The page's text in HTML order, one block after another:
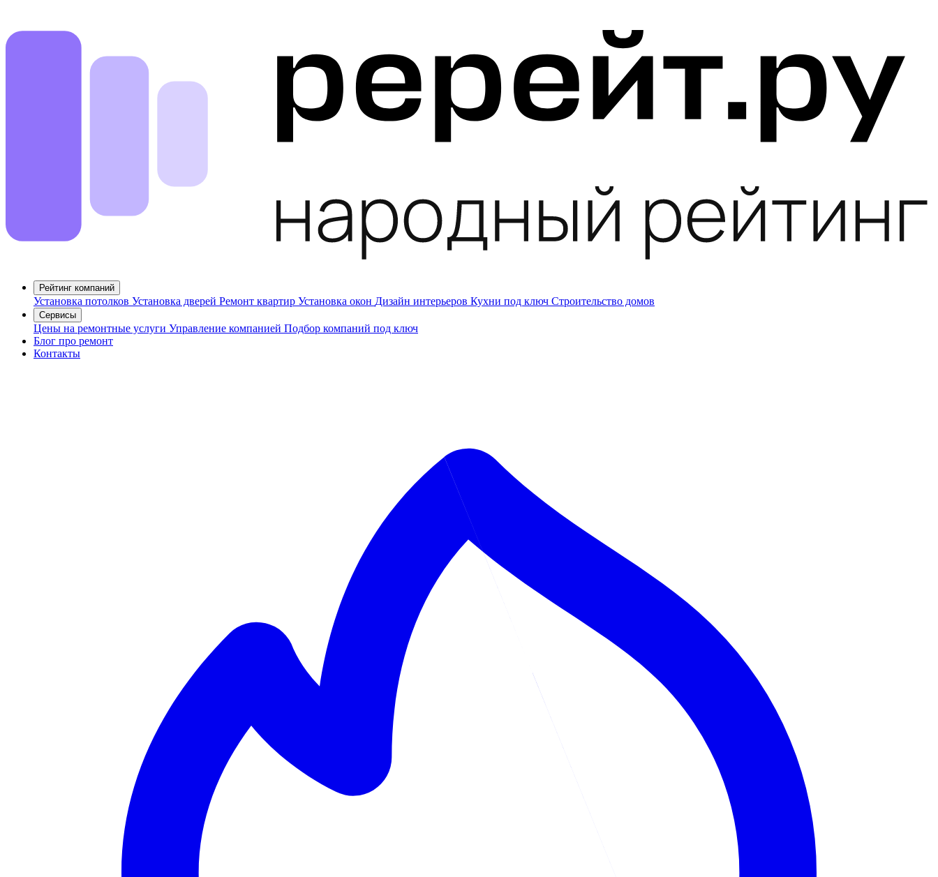
Рейтинг компаний
Установка потолков Установка дверей Ремонт квартир Установка окон Дизайн интерьеров Кухни под ключ Строительство домов
Сервисы
Цены на ремонтные услуги Управление компанией Подбор компаний под ключ
Блог про ремонт
Контакты